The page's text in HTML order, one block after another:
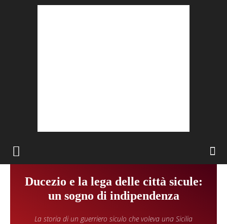
Ducezio e la lega delle città sicule:
un sogno di indipendenza
La storia di un guerriero siculo che voleva una Sicilia